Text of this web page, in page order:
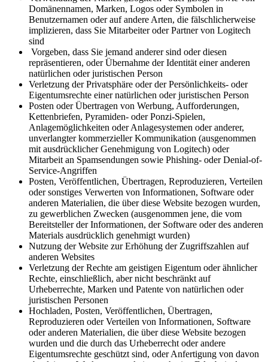
Domänennamen, Marken, Logos oder Symbolen in
Benutzernamen oder auf andere Arten, die fälschlicherweise
implizieren, dass Sie Mitarbeiter oder Partner von Logitech
sind
Vorgeben, dass Sie jemand anderer sind oder diesen
repräsentieren, oder Übernahme der Identität einer anderen
natürlichen oder juristischen Person
Verletzung der Privatsphäre oder der Persönlichkeits- oder
Eigentumsrechte einer natürlichen oder juristischen Person
Posten oder Übertragen von Werbung, Aufforderungen,
Kettenbriefen, Pyramiden- oder Ponzi-Spielen,
Anlagemöglichkeiten oder Anlagesystemen oder anderer,
unverlangter kommerzieller Kommunikation (ausgenommen
mit ausdrücklicher Genehmigung von Logitech) oder
Mitarbeit an Spamsendungen sowie Phishing- oder Denial-of-
Service-Angriffen
Posten, Veröffentlichen, Übertragen, Reproduzieren, Verteilen
oder sonstiges Verwerten von Informationen, Software oder
anderen Materialien, die über diese Website bezogen wurden,
zu gewerblichen Zwecken (ausgenommen jene, die vom
Bereitsteller der Informationen, der Software oder des anderen
Materials ausdrücklich genehmigt wurden)
Nutzung der Website zur Erhöhung der Zugriffszahlen auf
anderen Websites
Verletzung der Rechte am geistigen Eigentum oder ähnlicher
Rechte, einschließlich, aber nicht beschränkt auf
Urheberrechte, Marken und Patente von natürlichen oder
juristischen Personen
Hochladen, Posten, Veröffentlichen, Übertragen,
Reproduzieren oder Verteilen von Informationen, Software
oder anderen Materialien, die über diese Website bezogen
wurden und die durch das Urheberrecht oder andere
Eigentumsrechte geschützt sind, oder Anfertigung von davon